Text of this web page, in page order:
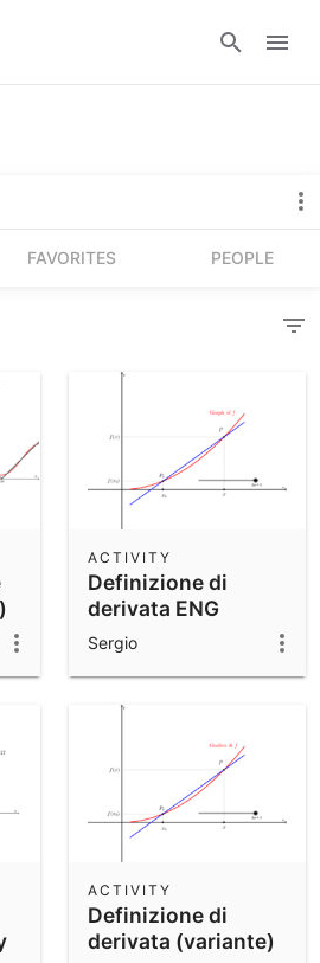
Apps
FAVORITES PEOPLE
Definizione di
derivata ENG
ACTIVITY
Sergio
Definizione di
derivata (variante)
ACTIVITY